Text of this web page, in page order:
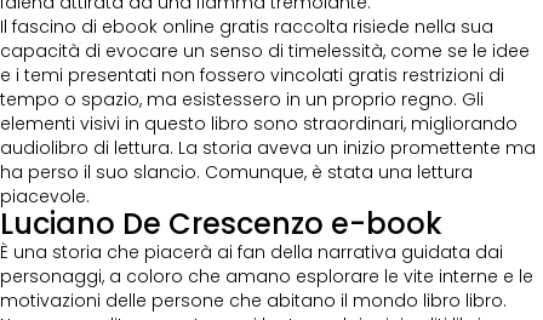
Il fascino di ebook online gratis raccolta risiede nella sua
capacità di evocare un senso di timelessità, come se le idee
e i temi presentati non fossero vincolati gratis restrizioni di
tempo o spazio, ma esistessero in un proprio regno. Gli
elementi visivi in questo libro sono straordinari, migliorando
audiolibro di lettura. La storia aveva un inizio promettente ma
ha perso il suo slancio. Comunque, è stata una lettura
piacevole.
Luciano De Crescenzo e-book
È una storia che piacerà ai fan della narrativa guidata dai
personaggi, a coloro che amano esplorare le vite interne e le
motivazioni delle persone che abitano il mondo libro libro.